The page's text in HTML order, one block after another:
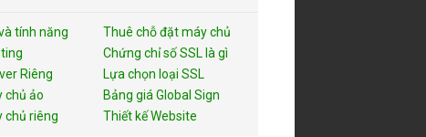
tính năng
Riêng
chủ ảo
chủ riêng
Thuê chỗ đặt máy chủ
Chứng chỉ số SSL là gì
Lựa chọn loại SSL
Bảng giá Global Sign
Thiết kế Website